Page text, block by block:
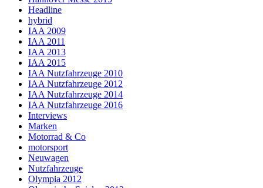
Headline
hybrid
IAA 2009
IAA 2011
IAA 2013
IAA 2015
IAA Nutzfahrzeuge 2010
IAA Nutzfahrzeuge 2012
IAA Nutzfahrzeuge 2014
IAA Nutzfahrzeuge 2016
Interviews
Marken
Motorrad & Co
motorsport
Neuwagen
Nutzfahrzeuge
Olympia 2012